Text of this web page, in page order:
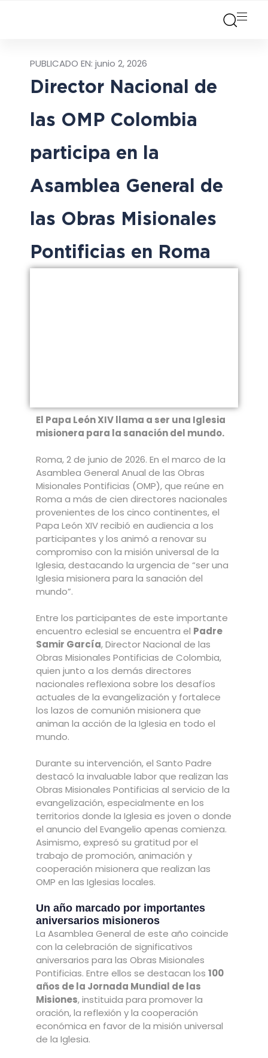
PUBLICADO EN: junio 2, 2026
Director Nacional de
las OMP Colombia
participa en la
Asamblea General de
las Obras Misionales
Pontificias en Roma
El Papa León XIV llama a ser una Iglesia
misionera para la sanación del mundo.
Roma, 2 de junio de 2026. En el marco de la
Asamblea General Anual de las Obras
Misionales Pontificias (OMP), que reúne en
Roma a más de cien directores nacionales
provenientes de los cinco continentes, el
Papa León XIV recibió en audiencia a los
participantes y los animó a renovar su
compromiso con la misión universal de la
Iglesia, destacando la urgencia de “ser una
Iglesia misionera para la sanación del
mundo”.
Entre los participantes de este importante
encuentro eclesial se encuentra el Padre
Samir García, Director Nacional de las
Obras Misionales Pontificias de Colombia,
quien junto a los demás directores
nacionales reflexiona sobre los desafíos
actuales de la evangelización y fortalece
los lazos de comunión misionera que
animan la acción de la Iglesia en todo el
mundo.
Durante su intervención, el Santo Padre
destacó la invaluable labor que realizan las
Obras Misionales Pontificias al servicio de la
evangelización, especialmente en los
territorios donde la Iglesia es joven o donde
el anuncio del Evangelio apenas comienza.
Asimismo, expresó su gratitud por el
trabajo de promoción, animación y
cooperación misionera que realizan las
OMP en las Iglesias locales.
Un año marcado por importantes
aniversarios misioneros
La Asamblea General de este año coincide
con la celebración de significativos
aniversarios para las Obras Misionales
Pontificias. Entre ellos se destacan los 100
años de la Jornada Mundial de las
Misiones, instituida para promover la
oración, la reflexión y la cooperación
económica en favor de la misión universal
de la Iglesia.